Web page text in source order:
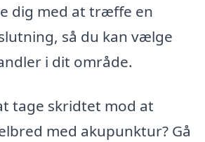
dig med at træffe en
så du kan vælge
i dit område.
tage skridtet mod at
med akupunktur? Gå